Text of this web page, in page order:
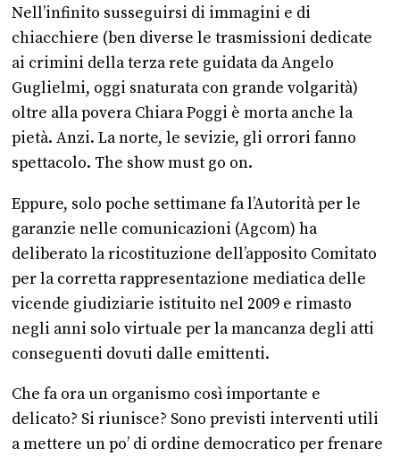
Nell’infinito susseguirsi di immagini e di
chiacchiere (ben diverse le trasmissioni dedicate
ai crimini della terza rete guidata da Angelo
Guglielmi, oggi snaturata con grande volgarità)
oltre alla povera Chiara Poggi è morta anche la
pietà. Anzi. La norte, le sevizie, gli orrori fanno
spettacolo. The show must go on.
Eppure, solo poche settimane fa l’Autorità per le
garanzie nelle comunicazioni (Agcom) ha
deliberato la ricostituzione dell’apposito Comitato
per la corretta rappresentazione mediatica delle
vicende giudiziarie istituito nel 2009 e rimasto
negli anni solo virtuale per la mancanza degli atti
conseguenti dovuti dalle emittenti.
Che fa ora un organismo così importante e
delicato? Si riunisce? Sono previsti interventi utili
a mettere un po’ di ordine democratico per frenare